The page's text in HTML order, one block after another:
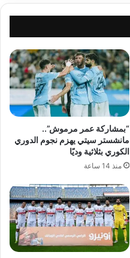
“بمشاركة عمر مرموش”..
مانشستر سيتي يهزم نجوم الدوري
الكوري بثلاثية وديًا
منذ 14 ساعة